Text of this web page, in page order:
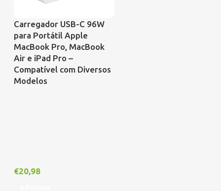
Carregador USB-C 96W
para Portátil Apple
MacBook Pro, MacBook
Air e iPad Pro –
Compatível com Diversos
Modelos
€20,98